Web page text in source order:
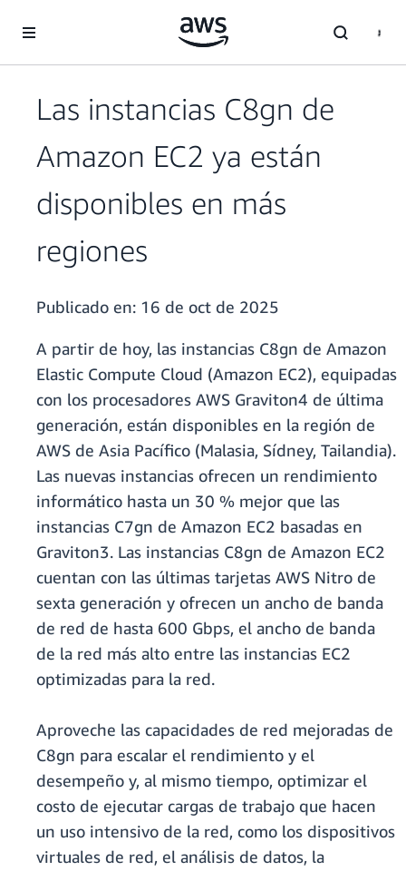
Las instancias C8gn de
Amazon EC2 ya están
disponibles en más
regiones
Publicado en: 16 de oct de 2025
A partir de hoy, las instancias C8gn de Amazon
Elastic Compute Cloud (Amazon EC2), equipadas
con los procesadores AWS Graviton4 de última
generación, están disponibles en la región de
AWS de Asia Pacífico (Malasia, Sídney, Tailandia).
Las nuevas instancias ofrecen un rendimiento
informático hasta un 30 % mejor que las
instancias C7gn de Amazon EC2 basadas en
Graviton3. Las instancias C8gn de Amazon EC2
cuentan con las últimas tarjetas AWS Nitro de
sexta generación y ofrecen un ancho de banda
de red de hasta 600 Gbps, el ancho de banda
de la red más alto entre las instancias EC2
optimizadas para la red.
Aproveche las capacidades de red mejoradas de
C8gn para escalar el rendimiento y el
desempeño y, al mismo tiempo, optimizar el
costo de ejecutar cargas de trabajo que hacen
un uso intensivo de la red, como los dispositivos
virtuales de red, el análisis de datos, la